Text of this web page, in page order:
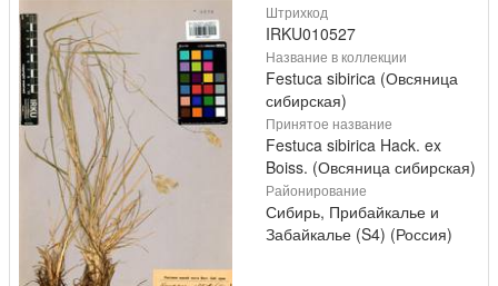
Штрихкод
IRKU010527
Название в коллекции
Festuca sibirica (Овсяница
сибирская)
Принятое название
Festuca sibirica Hack. ex
Boiss. (Овсяница сибирская)
Районирование
Сибирь, Прибайкалье и
Забайкалье (S4) (Россия)